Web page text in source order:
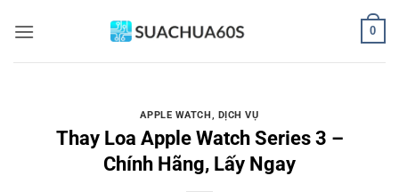
qua
0
APPLE WATCH, DỊCH VỤ
Thay Loa Apple Watch Series 3 –
Chính Hãng, Lấy Ngay